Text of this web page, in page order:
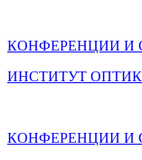
КОНФЕРЕНЦИИ
ИНСТИТУТ
КОНФЕРЕНЦИИ